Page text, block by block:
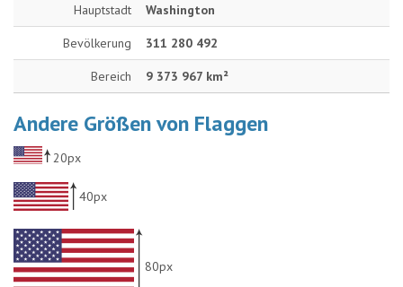
Hauptstadt Washington
Bevölkerung 311 280 492
Bereich 9 373 967 km²
Andere Größen von Flaggen
20px
40px
80px